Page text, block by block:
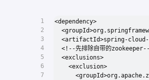
1
2
3
4
5
6
7
<dependency>
<artifactId>spring-
<!--先排除自带的
  <exclusions>
    <exclusion>